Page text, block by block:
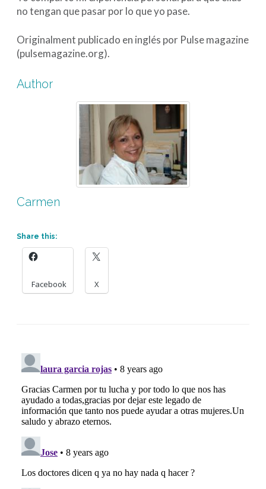
no tengan que pasar por lo que yo pase.
Originalment publicado en inglés por Pulse magazine
(pulsemagazine.org).
Author
Carmen
Share this:
Facebook X